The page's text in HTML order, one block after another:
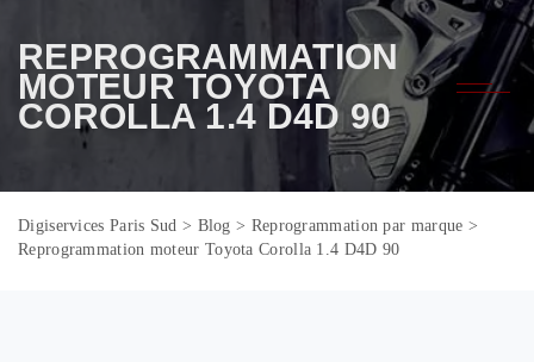
REPROGRAMMATION
MOTEUR TOYOTA
COROLLA 1.4 D4D 90
Digiservices Paris Sud > Blog > Reprogrammation par marque >
Reprogrammation moteur Toyota Corolla 1.4 D4D 90